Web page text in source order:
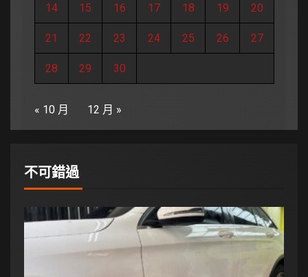
14 15 16 17 18 19 20
21 22 23 24 25 26 27
28 29 30
« 10 月 12 月 »
不可錯過